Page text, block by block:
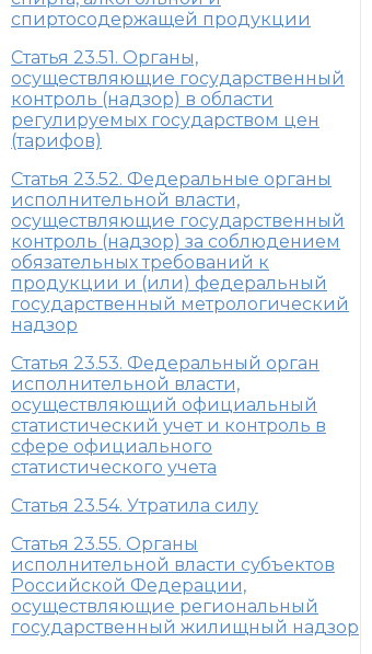
спиртосодержащей продукции
Статья 23.51. Органы,
осуществляющие государственный
контроль (надзор) в области
регулируемых государством цен
(тарифов)
Статья 23.52. Федеральные органы
исполнительной власти,
осуществляющие государственный
контроль (надзор) за соблюдением
обязательных требований к
продукции и (или) федеральный
государственный метрологический
надзор
Статья 23.53. Федеральный орган
исполнительной власти,
осуществляющий официальный
статистический учет и контроль в
сфере официального
статистического учета
Статья 23.54. Утратила силу
Статья 23.55. Органы
исполнительной власти субъектов
Российской Федерации,
осуществляющие региональный
государственный жилищный надзор